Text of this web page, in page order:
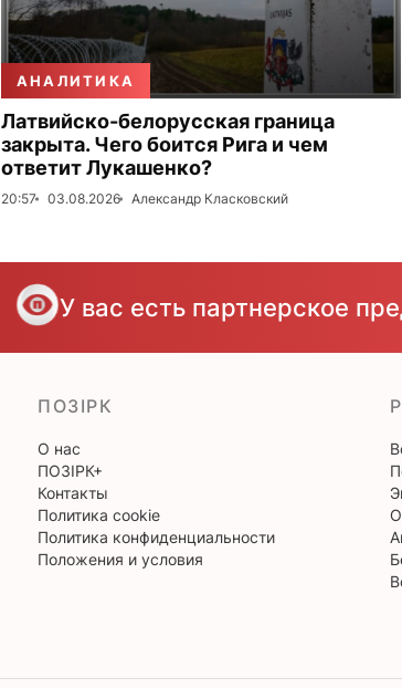
АНАЛИТИКА
Латвийско-белорусская граница
закрыта. Чего боится Рига и чем
ответит Лукашенко?
20:57 03.08.2026 Александр Класковский
У вас есть партнерское
ПОЗІРК
О нас
ПОЗІРК+
Контакты
Политика cookie
Политика конфиденциальности
Положения и условия